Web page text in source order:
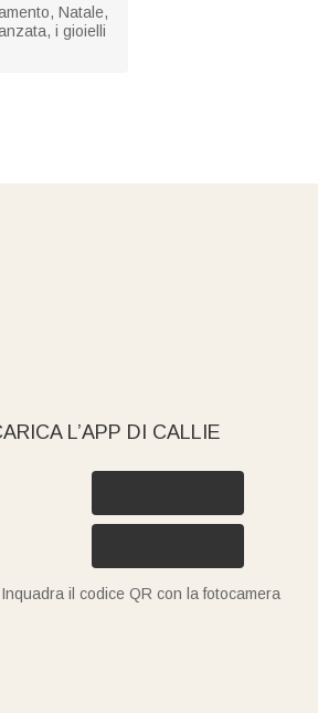
Natale,
i gioielli
L’APP DI CALLIE
Inquadra il codice QR con la fotocamera